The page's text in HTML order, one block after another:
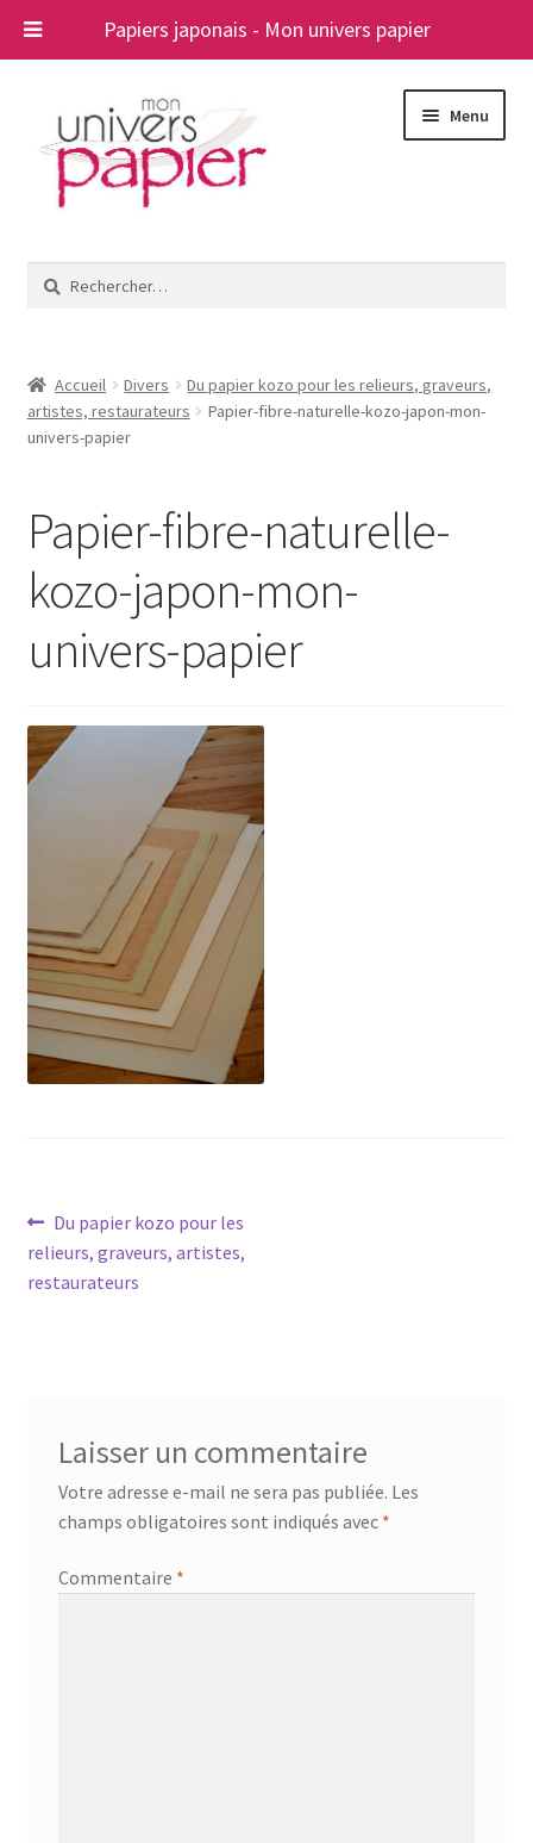
Papiers japonais - Mon univers papier
navigation
contenu
Menu
le
A propos
Contact
Rechercher :
Accueil Divers
Du papier kozo pour les relieurs, graveurs,
artistes, restaurateurs
Papier-fibre-naturelle-kozo-japon-mon-
univers-papier
Papier-fibre-naturelle-
kozo-japon-mon-
univers-papier
Navigation
de
Article
précédent :
Du papier kozo pour les
relieurs, graveurs, artistes,
restaurateurs
Laisser un commentaire
Votre adresse e-mail ne sera pas publiée. Les
champs obligatoires sont indiqués avec *
Commentaire *